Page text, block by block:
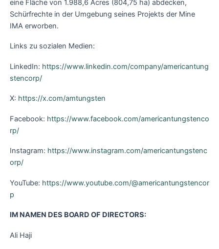
eine Fläche von 1.988,6 Acres (804,75 ha) abdecken,
Schürfrechte in der Umgebung seines Projekts der Mine
IMA erworben.
Links zu sozialen Medien:
LinkedIn: https://www.linkedin.com/company/americantung
stencorp/
X: https://x.com/amtungsten
Facebook: https://www.facebook.com/americantungstenco
rp/
Instagram: https://www.instagram.com/americantungstenc
orp/
YouTube: https://www.youtube.com/@americantungstencor
p
IM NAMEN DES BOARD OF DIRECTORS:
Ali Haji